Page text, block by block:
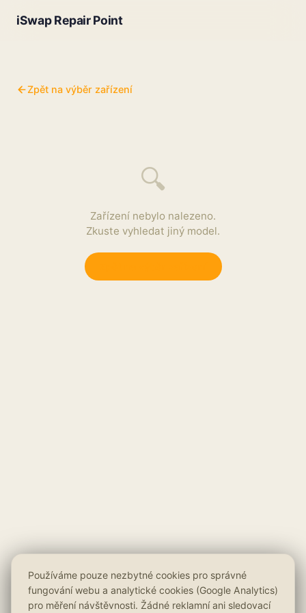
iSwap Repair Point
Zpět na výběr zařízení
🔍
Zařízení nebylo nalezeno.
Zkuste vyhledat jiný model.
Používáme pouze nezbytné cookies pro správné
fungování webu a analytické cookies (Google Analytics)
pro měření návštěvnosti. Žádné reklamní ani sledovací